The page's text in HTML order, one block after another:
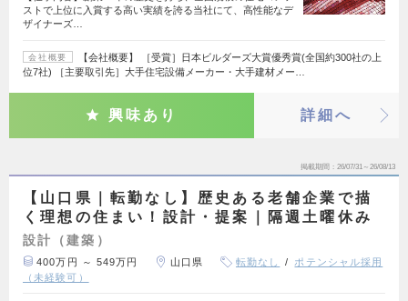
ストで上位に入賞する高い実績を誇る当社にて、高性能なデ
ザイナーズ…
会社概要
【会社概要】 ［受賞］日本ビルダーズ大賞優秀賞(全国約300社の上
位7社) ［主要取引先］大手住宅設備メーカー・大手建材メー…
興味あり 詳細へ
掲載期間 26/07/31～26/08/13
【山口県｜転勤なし】歴史ある老舗企業で描
く理想の住まい！設計・提案｜隔週土曜休み
設計（建築）
400万円 ～ 549万円 山口県 転勤なし
ポテンシャル採用
（未経験可）